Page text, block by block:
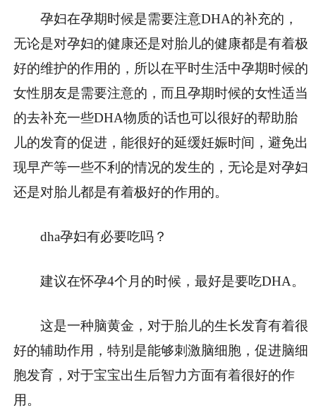
孕妇在孕期时候是需要注意DHA的补充的，
无论是对孕妇的健康还是对胎儿的健康都是有着极
好的维护的作用的，所以在平时生活中孕期时候的
女性朋友是需要注意的，而且孕期时候的女性适当
的去补充一些DHA物质的话也可以很好的帮助胎
儿的发育的促进，能很好的延缓妊娠时间，避免出
现早产等一些不利的情况的发生的，无论是对孕妇
还是对胎儿都是有着极好的作用的。
dha孕妇有必要吃吗？
建议在怀孕4个月的时候，最好是要吃DHA。
这是一种脑黄金，对于胎儿的生长发育有着很
好的辅助作用，特别是能够刺激脑细胞，促进脑细
胞发育，对于宝宝出生后智力方面有着很好的作
用。